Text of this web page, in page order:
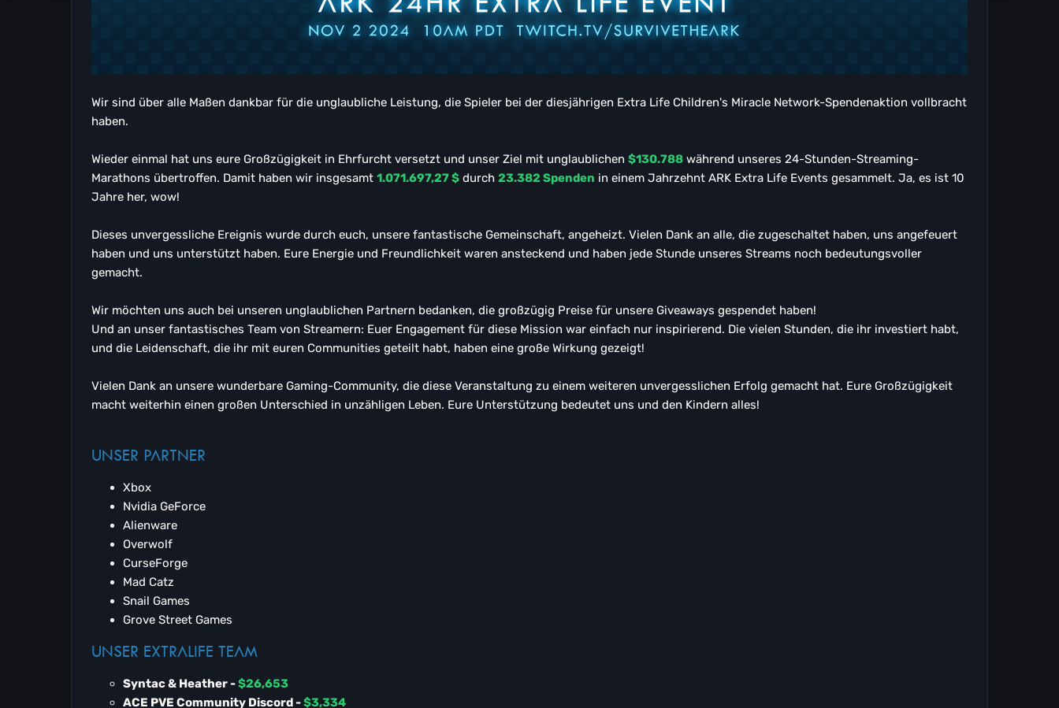
Wir sind über alle Maßen dankbar für die unglaubliche Leistung, die Spieler bei der diesjährigen Extra Life Children's Miracle Network-Spendenaktion vollbracht
haben.
Wieder einmal hat uns eure Großzügigkeit in Ehrfurcht versetzt und unser Ziel mit unglaublichen $130.788während unseres 24-Stunden-Streaming-
Marathons übertroffen. Damit haben wir insgesamt 1.071.697,27 $durch 23.382 Spenden in einem Jahrzehnt ARK Extra Life Events gesammelt. Ja, es ist 10
Jahre her, wow!
Dieses unvergessliche Ereignis wurde durch euch, unsere fantastische Gemeinschaft, angeheizt. Vielen Dank an alle, die zugeschaltet haben, uns angefeuert
haben und uns unterstützt haben. Eure Energie und Freundlichkeit waren ansteckend und haben jede Stunde unseres Streams noch bedeutungsvoller
gemacht.
Wir möchten uns auch bei unseren unglaublichen Partnern bedanken, die großzügig Preise für unsere Giveaways gespendet haben!
Und an unser fantastisches Team von Streamern: Euer Engagement für diese Mission war einfach nur inspirierend. Die vielen Stunden, die ihr investiert habt,
und die Leidenschaft, die ihr mit euren Communities geteilt habt, haben eine große Wirkung gezeigt!
Vielen Dank an unsere wunderbare Gaming-Community, die diese Veranstaltung zu einem weiteren unvergesslichen Erfolg gemacht hat. Eure Großzügigkeit
macht weiterhin einen großen Unterschied in unzähligen Leben. Eure Unterstützung bedeutet uns und den Kindern alles!
UNSER PARTNER
Xbox
Nvidia GeForce
Alienware
Overwolf
CurseForge
Mad Catz
Snail Games
Grove Street Games
UNSER EXTRALIFE TEAM
Syntac & Heather -$26,653
ACE PVE Community Discord -$3,334